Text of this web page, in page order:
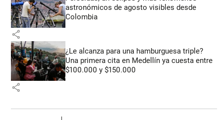
astronómicos de agosto visibles desde
Colombia
share
¿Le alcanza para una hamburguesa triple?
Una primera cita en Medellín ya cuesta entre
$100.000 y $150.000
share